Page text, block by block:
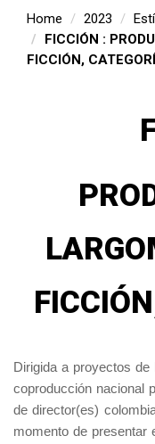
Home 2023
FICCIÓN :
FICCIÓN,
Dirigida a proyectos
coproducción nacional
de director(es)
momento de presentar